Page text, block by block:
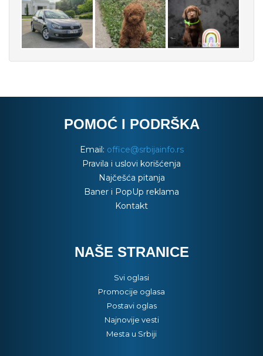
POMOĆ I PODRŠKA
Email: office@srbijainfo.rs
Pravila i uslovi korišćenja
Najčešća pitanja
Baner i PopUp reklama
Kontakt
NAŠE STRANICE
Svi oglasi
Promocije oglasa
Postavi oglas
Najnovije vesti
Mesta u Srbiji